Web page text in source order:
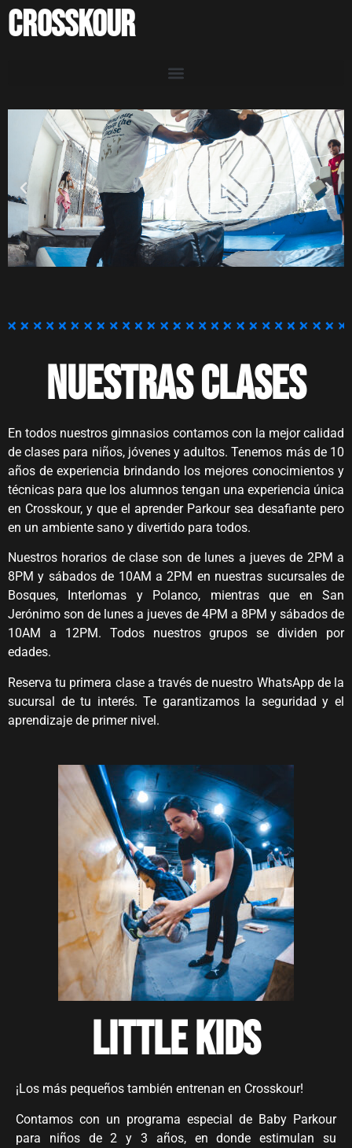
CROSSKOUR
NUESTRAS CLASES
En todos nuestros gimnasios contamos con la mejor calidad
de clases para niños, jóvenes y adultos. Tenemos más de 10
años de experiencia brindando los mejores conocimientos y
técnicas para que los alumnos tengan una experiencia única
en Crosskour, y que el aprender Parkour sea desafiante pero
en un ambiente sano y divertido para todos.
Nuestros horarios de clase son de lunes a jueves de 2PM a
8PM y sábados de 10AM a 2PM en nuestras sucursales de
Bosques, Interlomas y Polanco, mientras que en San
Jerónimo son de lunes a jueves de 4PM a 8PM y sábados de
10AM a 12PM. Todos nuestros grupos se dividen por
edades.
Reserva tu primera clase a través de nuestro WhatsApp de la
sucursal de tu interés. Te garantizamos la seguridad y el
aprendizaje de primer nivel.
LITTLE KIDS
¡Los más pequeños también entrenan en Crosskour!
Contamos con un programa especial de Baby Parkour
para niños de 2 y 3 años, en donde estimulan su